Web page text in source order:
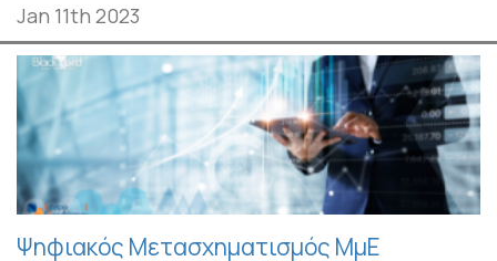
Jan 11th 2023
Ψηφιακός Μετασχηματισμός ΜμΕ